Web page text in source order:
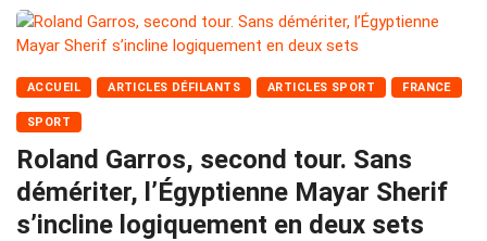
ACCUEIL ARTICLES DÉFILANTS ARTICLES SPORT FRANCE
SPORT
Roland Garros, second tour. Sans
démériter, l’Égyptienne Mayar Sherif
s’incline logiquement en deux sets